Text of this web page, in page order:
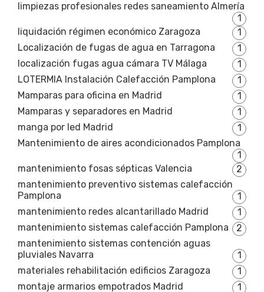
limpiezas profesionales redes saneamiento Almería
1
liquidación régimen económico Zaragoza
1
Localización de fugas de agua en Tarragona
1
localización fugas agua cámara TV Málaga
1
LOTERMIA Instalación Calefacción Pamplona
1
Mamparas para oficina en Madrid
1
Mamparas y separadores en Madrid
1
manga por led Madrid
1
Mantenimiento de aires acondicionados Pamplona
1
mantenimiento fosas sépticas Valencia
2
mantenimiento preventivo sistemas calefacción
Pamplona
1
mantenimiento redes alcantarillado Madrid
1
mantenimiento sistemas calefacción Pamplona
2
mantenimiento sistemas contención aguas
pluviales Navarra
1
materiales rehabilitación edificios Zaragoza
1
montaje armarios empotrados Madrid
1